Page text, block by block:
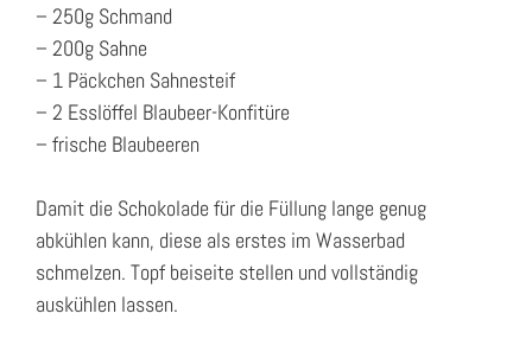
– 250g Schmand
– 200g Sahne
– 1 Päckchen Sahnesteif
– 2 Esslöffel Blaubeer-Konfitüre
– frische Blaubeeren
Damit die Schokolade für die Füllung lange genug
abkühlen kann, diese als erstes im Wasserbad
schmelzen. Topf beiseite stellen und vollständig
auskühlen lassen.